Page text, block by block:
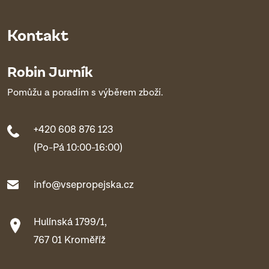
Kontakt
Robin Jurník
Pomůžu a poradím s výběrem zboží.
+420 608 876 123
(Po-Pá 10:00-16:00)
info@vsepropejska.cz
Hulínská 1799/1,
767 01 Kroměříž